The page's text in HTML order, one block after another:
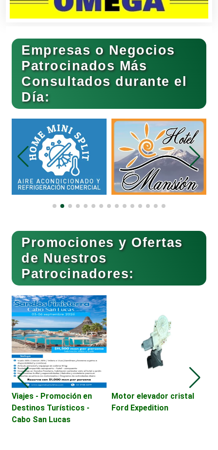
Bares y Cantinas
Basculas
Bebidas
Belleza
Bordados y Estampados
Boutiques
Buceo
Cafeterías
Cajas de Ahorro
Cámaras de Comercio
Camiones para Fletes
Cancelería de Aluminio
Empresas o Negocios
Patrocinados Más
Consultados durante el
Día:
Promociones y Ofertas
de Nuestros
Patrocinadores:
Viajes - Promoción en
Destinos Turísticos -
Cabo San Lucas
Motor elevador cristal
Ford Expedition